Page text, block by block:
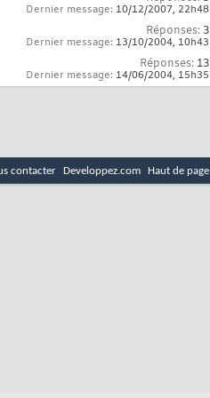
Dernier message: 10/12/2007, 22h48
Réponses: 3
Dernier message: 13/10/2004, 10h43
Réponses: 13
Dernier message: 14/06/2004, 15h35
contacter Developpez.com Haut de page